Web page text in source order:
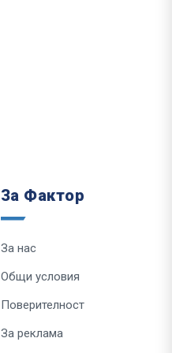
За Фактор
За нас
Общи условия
Поверителност
За реклама